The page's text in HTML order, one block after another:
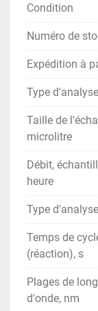
Condition
Numéro de
Expédition à
Type
Taille de
microlitre
Débit,
heure
Type
Temps de
(réaction), s
Plages de
d'onde, nm